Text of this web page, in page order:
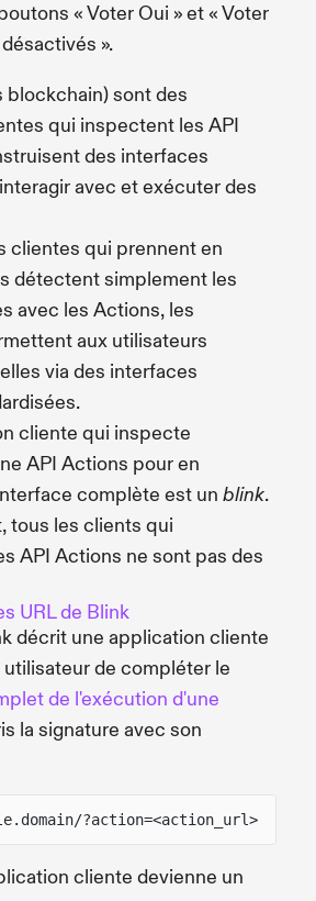
« Voter Oui » et « Voter
».
blockchain) sont des
qui inspectent les API
des interfaces
avec et exécuter des
clientes qui prennent en
détectent simplement les
avec les Actions, les
aux utilisateurs
via des interfaces
cliente qui inspecte
API Actions pour en
complète est un blink.
tous les clients qui
API Actions ne sont pas des
URL de Blink
décrit une application cliente
de compléter le
de l'exécution d'une
la signature avec son
?action=<action_url>
cliente devienne un